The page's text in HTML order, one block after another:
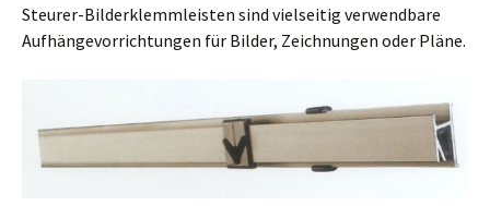
Steurer-Bilderklemmleisten sind vielseitig verwendbare
Aufhängevorrichtungen für Bilder, Zeichnungen oder Pläne.